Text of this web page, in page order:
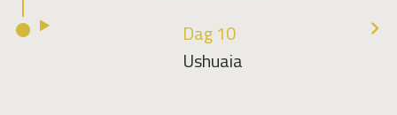
Dag 10
Ushuaia